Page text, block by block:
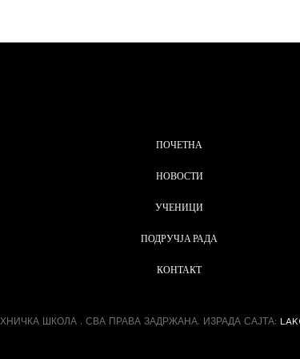
ПОЧЕТНА
НОВОСТИ
УЧЕНИЦИ
ПОДРУЧЈА РАДА
КОНТАКТ
ШКОЛА . СВА ПРАВА ЗАДРЖАНА. ИЗРАДА САЈТА: